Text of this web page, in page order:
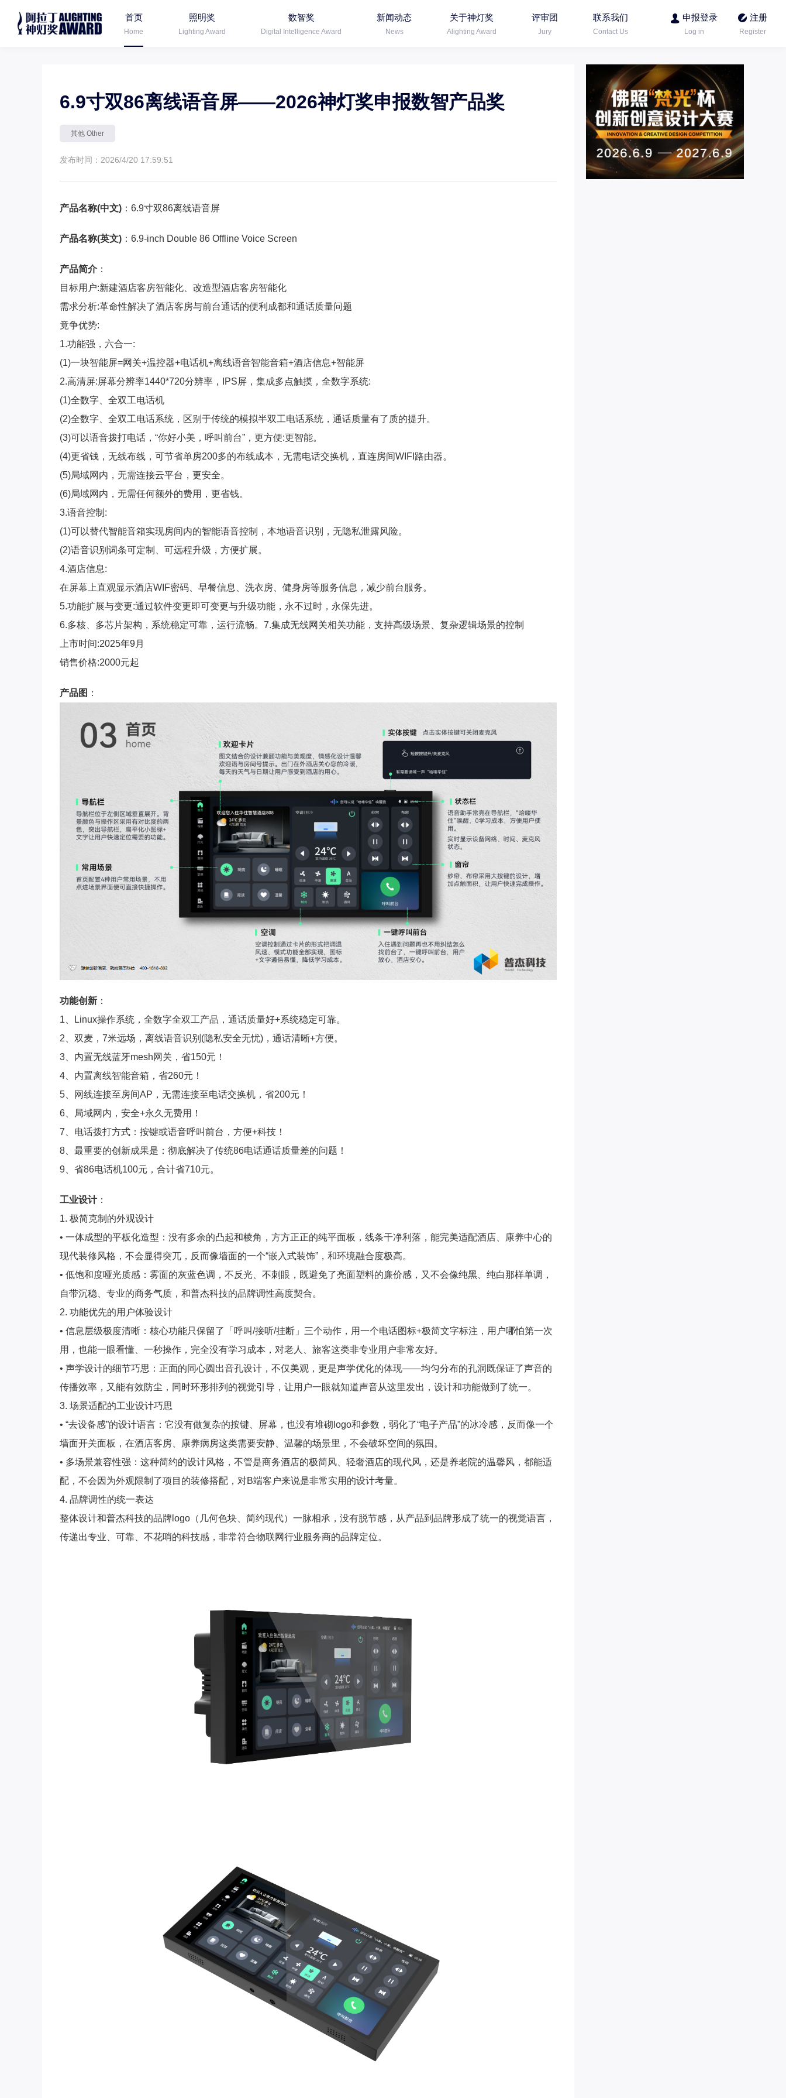
首页
Home
照明奖
Lighting Award
数智奖
Digital Intelligence Award
新闻动态
News
关于神灯奖
Alighting Award
评审团
Jury
联系我们
Contact Us
申报登录
Log in
注册
Register
6.9寸双86离线语音屏——2026神灯奖申报数智产品奖
其他 Other
发布时间：2026/4/20 17:59:51
产品名称(中文) ：6.9寸双86离线语音屏
产品名称(英文) ：6.9-inch Double 86 Offline Voice Screen
产品简介 ：
目标用户:新建酒店客房智能化、改造型酒店客房智能化
需求分析:革命性解决了酒店客房与前台通话的便利成都和通话质量问题
竟争优势:
1.功能强，六合一:
(1)一块智能屏=网关+温控器+电话机+离线语音智能音箱+酒店信息+智能屏
2.高清屏:屏幕分辨率1440*720分辨率，IPS屏，集成多点触摸，全数字系统:
(1)全数字、全双工电话机
(2)全数字、全双工电话系统，区别于传统的模拟半双工电话系统，通话质量有了质的提升。
(3)可以语音拨打电话，“你好小美，呼叫前台”，更方便:更智能。
(4)更省钱，无线布线，可节省单房200多的布线成本，无需电话交换机，直连房间WIFI路由器。
(5)局域网内，无需连接云平台，更安全。
(6)局域网内，无需任何额外的费用，更省钱。
3.语音控制:
(1)可以替代智能音箱实现房间内的智能语音控制，本地语音识别，无隐私泄露风险。
(2)语音识别词条可定制、可远程升级，方便扩展。
4.酒店信息:
在屏幕上直观显示酒店WIF密码、早餐信息、洗衣房、健身房等服务信息，减少前台服务。
5.功能扩展与变更:通过软件变更即可变更与升级功能，永不过时，永保先进。
6.多核、多芯片架构，系统稳定可靠，运行流畅。7.集成无线网关相关功能，支持高级场景、复杂逻辑场景的控制
上市时间:2025年9月
销售价格:2000元起
产品图 ：
功能创新 ：
1、Linux操作系统，全数字全双工产品，通话质量好+系统稳定可靠。
2、双麦，7米远场，离线语音识别(隐私安全无忧)，通话清晰+方便。
3、内置无线蓝牙mesh网关，省150元！
4、内置离线智能音箱，省260元！
5、网线连接至房间AP，无需连接至电话交换机，省200元！
6、局域网内，安全+永久无费用！
7、电话拨打方式：按键或语音呼叫前台，方便+科技！
8、最重要的创新成果是：彻底解决了传统86电话通话质量差的问题！
⼯业设计：
1. 极简克制的外观设计
• 一体成型的平板化造型：没有多余的凸起和棱角，方方正正的纯平面板，线条干净利落，能完美适配酒店、康养中心的
现代装修风格，不会显得突兀，反而像墙面的一个“嵌入式装饰”，和环境融合度极高。
• 低饱和度哑光质感：雾面的灰蓝色调，不反光、不刺眼，既避免了亮面塑料的廉价感，又不会像纯黑、纯白那样单调，
自带沉稳、专业的商务气质，和普杰科技的品牌调性高度契合。
2. 功能优先的用户体验设计
• 信息层级极度清晰：核心功能只保留了「呼叫/接听/挂断」三个动作，用一个电话图标+极简文字标注，用户哪怕第一次
用，也能一眼看懂、一秒操作，完全没有学习成本，对老人、旅客这类非专业用户非常友好。
• 声学设计的细节巧思：正面的同心圆出音孔设计，不仅美观，更是声学优化的体现——均匀分布的孔洞既保证了声音的
传播效率，又能有效防尘，同时环形排列的视觉引导，让用户一眼就知道声音从这里发出，设计和功能做到了统一。
3. 场景适配的工业设计巧思
• “去设备感”的设计语言：它没有做复杂的按键、屏幕，也没有堆砌logo和参数，弱化了“电子产品”的冰冷感，反而像一个
墙面开关面板，在酒店客房、康养病房这类需要安静、温馨的场景里，不会破坏空间的氛围。
• 多场景兼容性强：这种简约的设计风格，不管是商务酒店的极简风、轻奢酒店的现代风，还是养老院的温馨风，都能适
配，不会因为外观限制了项目的装修搭配，对B端客户来说是非常实用的设计考量。
4. 品牌调性的统一表达
整体设计和普杰科技的品牌logo（几何色块、简约现代）一脉相承，没有脱节感，从产品到品牌形成了统一的视觉语言，
传递出专业、可靠、不花哨的科技感，非常符合物联网行业服务商的品牌定位。